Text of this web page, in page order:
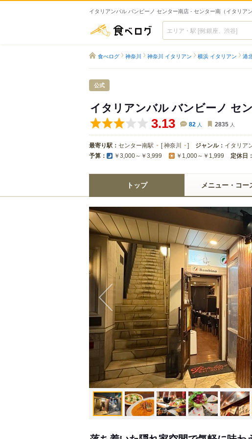
イタリアンバル バンビーノ センター南店 - センター南（イタリアン
食べログ
食べログ 神奈川 神奈川 イタリアン 横浜 イタリアン 港
公式
イタリアンバル バンビーノ セ
3.13 82 人 2835 人
最寄り駅： センター南駅 [神奈川 ] ジャンル： イタリア
予算： ￥3,000～￥3,999 ￥1,000～￥1,999 定休日：
トップ メニュー・コー